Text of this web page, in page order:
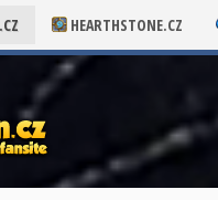
HEARTHSTONE.CZ